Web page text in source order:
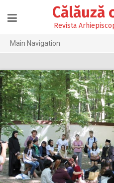
content
Călăuză
Revista
Main Navigation
2026
2025
2024
2023
2022
2021